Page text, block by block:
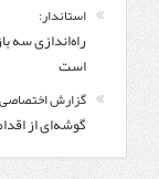
استاندار:
راه‌اندازی سه
است
گزارش اختصاصی
گوشه‌ای از